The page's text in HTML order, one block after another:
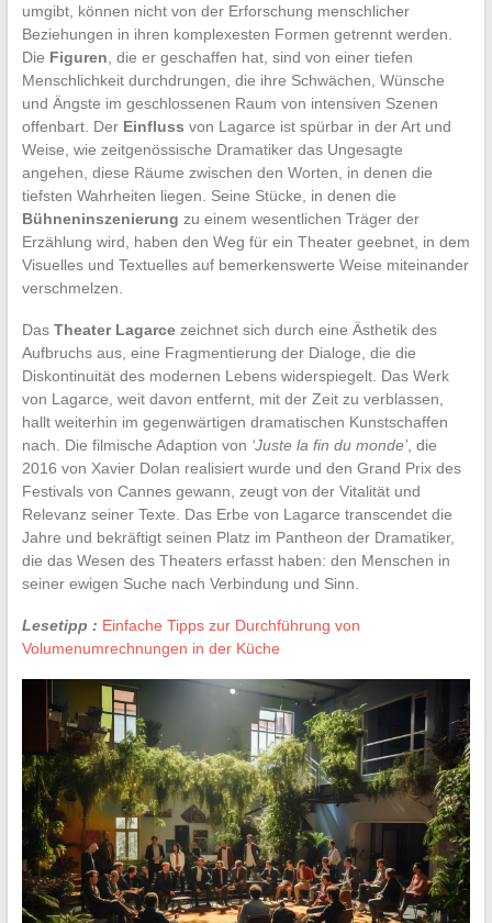
umgibt, können nicht von der Erforschung menschlicher
Beziehungen in ihren komplexesten Formen getrennt werden.
Die Figuren , die er geschaffen hat, sind von einer tiefen
Menschlichkeit durchdrungen, die ihre Schwächen, Wünsche
und Ängste im geschlossenen Raum von intensiven Szenen
offenbart. Der Einfluss von Lagarce ist spürbar in der Art und
Weise, wie zeitgenössische Dramatiker das Ungesagte
angehen, diese Räume zwischen den Worten, in denen die
tiefsten Wahrheiten liegen. Seine Stücke, in denen die
Bühneninszenierung zu einem wesentlichen Träger der
Erzählung wird, haben den Weg für ein Theater geebnet, in dem
Visuelles und Textuelles auf bemerkenswerte Weise miteinander
verschmelzen.
Das Theater Lagarcezeichnet sich durch eine Ästhetik des
Aufbruchs aus, eine Fragmentierung der Dialoge, die die
Diskontinuität des modernen Lebens widerspiegelt. Das Werk
von Lagarce, weit davon entfernt, mit der Zeit zu verblassen,
hallt weiterhin im gegenwärtigen dramatischen Kunstschaffen
nach. Die filmische Adaption von ‘Juste la fin du monde’, die
2016 von Xavier Dolan realisiert wurde und den Grand Prix des
Festivals von Cannes gewann, zeugt von der Vitalität und
Relevanz seiner Texte. Das Erbe von Lagarce transcendet die
Jahre und bekräftigt seinen Platz im Pantheon der Dramatiker,
die das Wesen des Theaters erfasst haben: den Menschen in
seiner ewigen Suche nach Verbindung und Sinn.
Lesetipp : Einfache Tipps zur Durchführung von
Volumenumrechnungen in der Küche